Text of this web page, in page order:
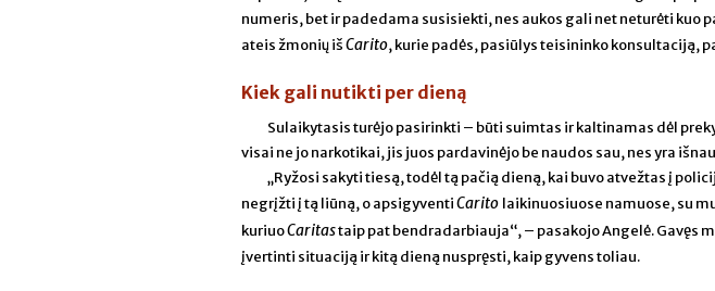
numeris, bet ir padedama susisiekti, nes aukos gali net neturėti kuo
ateis žmonių išCarito, kurie padės, pasiūlys teisininko konsultaciją,
Kiek gali nutikti per dieną
Sulaikytasis turėjo pasirinkti – būti suimtas ir kaltinamas dėl
visai ne jo narkotikai, jis juos pardavinėjo be naudos sau, nes yra
„Ryžosi sakyti tiesą, todėl tą pačią dieną, kai buvo atvežtas į
negrįžti į tą liūną, o apsigyventiCarito laikinuosiuose namuose, su
kuriuoCaritastaip pat bendradarbiauja“, – pasakojo Angelė. Gavęs
įvertinti situaciją ir kitą dieną nuspręsti, kaip gyvens toliau.